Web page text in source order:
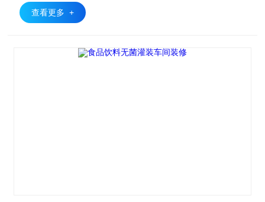
查看更多 +